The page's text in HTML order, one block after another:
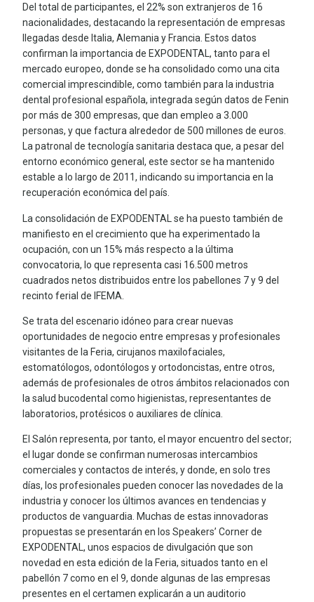
Del total de participantes, el 22% son extranjeros de 16
nacionalidades, destacando la representación de empresas
llegadas desde Italia, Alemania y Francia. Estos datos
confirman la importancia de EXPODENTAL, tanto para el
mercado europeo, donde se ha consolidado como una cita
comercial imprescindible, como también para la industria
dental profesional española, integrada según datos de Fenin
por más de 300 empresas, que dan empleo a 3.000
personas, y que factura alrededor de 500 millones de euros.
La patronal de tecnología sanitaria destaca que, a pesar del
entorno económico general, este sector se ha mantenido
estable a lo largo de 2011, indicando su importancia en la
recuperación económica del país.
La consolidación de EXPODENTAL se ha puesto también de
manifiesto en el crecimiento que ha experimentado la
ocupación, con un 15% más respecto a la última
convocatoria, lo que representa casi 16.500 metros
cuadrados netos distribuidos entre los pabellones 7 y 9 del
recinto ferial de IFEMA.
Se trata del escenario idóneo para crear nuevas
oportunidades de negocio entre empresas y profesionales
visitantes de la Feria, cirujanos maxilofaciales,
estomatólogos, odontólogos y ortodoncistas, entre otros,
además de profesionales de otros ámbitos relacionados con
la salud bucodental como higienistas, representantes de
laboratorios, protésicos o auxiliares de clínica.
El Salón representa, por tanto, el mayor encuentro del sector;
el lugar donde se confirman numerosas intercambios
comerciales y contactos de interés, y donde, en solo tres
días, los profesionales pueden conocer las novedades de la
industria y conocer los últimos avances en tendencias y
productos de vanguardia. Muchas de estas innovadoras
propuestas se presentarán en los Speakers’ Corner de
EXPODENTAL, unos espacios de divulgación que son
novedad en esta edición de la Feria, situados tanto en el
pabellón 7 como en el 9, donde algunas de las empresas
presentes en el certamen explicarán a un auditorio